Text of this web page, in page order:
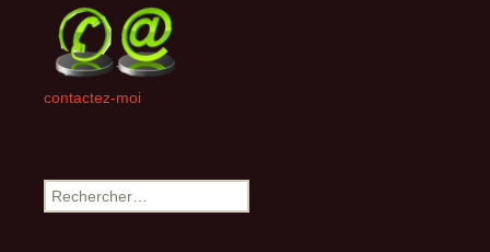
contactez-moi
Rechercher :